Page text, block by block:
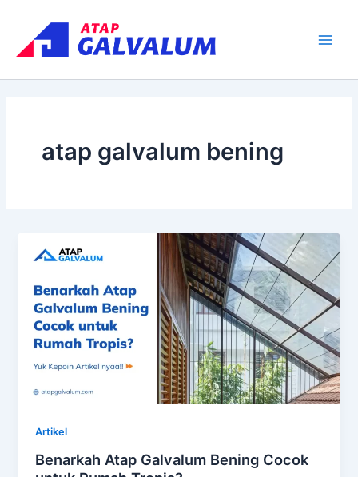
content
atap galvalum bening
Artikel
Benarkah Atap Galvalum Bening Cocok